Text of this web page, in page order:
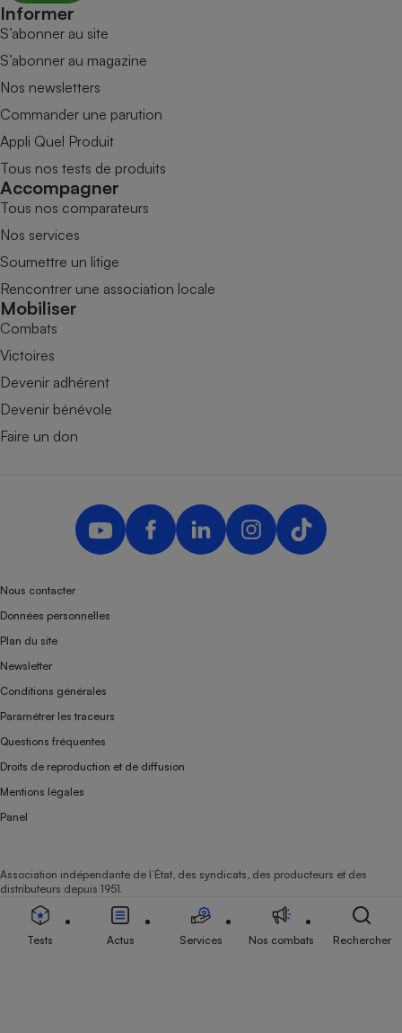
Informer
S’abonner au site
S’abonner au magazine
Nos newsletters
Commander une parution
Appli Quel Produit
Tous nos tests de produits
Accompagner
Tous nos comparateurs
Nos services
Soumettre un litige
Rencontrer une association locale
Mobiliser
Combats
Victoires
Devenir adhérent
Devenir bénévole
Faire un don
Nous contacter
Données personnelles
Plan du site
Newsletter
Conditions générales
Paramétrer les traceurs
Questions fréquentes
Droits de reproduction et de diffusion
Mentions légales
Panel
Association indépendante de l’État, des syndicats, des producteurs et des
distributeurs depuis 1951.
Tests Actus Services Nos combats Rechercher